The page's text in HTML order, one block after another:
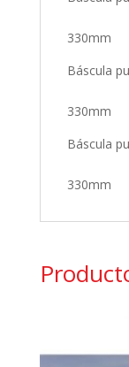
60
330mm
60
330mm
60
330mm